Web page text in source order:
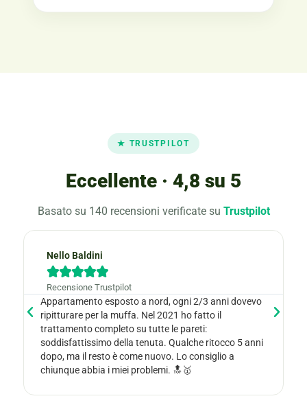
★ TRUSTPILOT
Eccellente · 4,8 su 5
Basato su 140 recensioni verificate su Trustpilot
Nello Baldini

Recensione Trustpilot
Appartamento esposto a nord, ogni 2/3 anni dovevo
ripitturare per la muffa. Nel 2021 ho fatto il
trattamento completo su tutte le pareti:
soddisfattissimo della tenuta. Qualche ritocco 5 anni
dopo, ma il resto è come nuovo. Lo consiglio a
chiunque abbia i miei problemi. 🔝🥇